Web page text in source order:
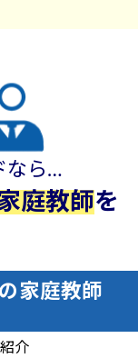
なら…
庭教師を
家庭教師
介